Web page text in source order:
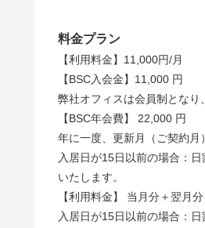
料金プラン
【利用料金】11,000円/月
【BSC入会金】11,000 円
弊社オフィスは会員制となり
【BSC年会費】 22,000 円
年に一度、更新月（ご契約月
入居日が15日以前の場合：
いたします。
【利用料金】 当月分＋翌月分
入居日が15日以前の場合：